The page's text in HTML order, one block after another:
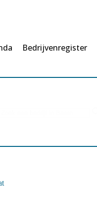
Bedrijvenregister